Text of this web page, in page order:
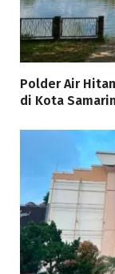
Polder Air
di Kota